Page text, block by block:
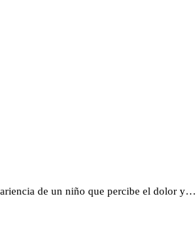
de un niño que percibe el dolor y…